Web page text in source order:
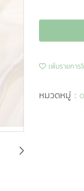
เพิ่มรายการ
หมวดหมู่ :